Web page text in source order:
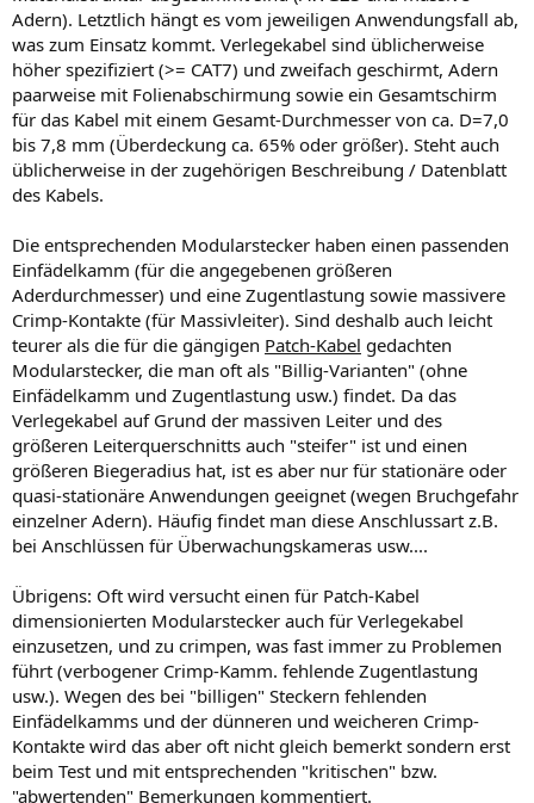
Adern). Letztlich hängt es vom jeweiligen Anwendungsfall ab,
was zum Einsatz kommt. Verlegekabel sind üblicherweise
höher spezifiziert (>= CAT7) und zweifach geschirmt, Adern
paarweise mit Folienabschirmung sowie ein Gesamtschirm
für das Kabel mit einem Gesamt-Durchmesser von ca. D=7,0
bis 7,8 mm (Überdeckung ca. 65% oder größer). Steht auch
üblicherweise in der zugehörigen Beschreibung / Datenblatt
des Kabels.
Die entsprechenden Modularstecker haben einen passenden
Einfädelkamm (für die angegebenen größeren
Aderdurchmesser) und eine Zugentlastung sowie massivere
Crimp-Kontakte (für Massivleiter). Sind deshalb auch leicht
teurer als die für die gängigen Patch-Kabel gedachten
Modularstecker, die man oft als "Billig-Varianten" (ohne
Einfädelkamm und Zugentlastung usw.) findet. Da das
Verlegekabel auf Grund der massiven Leiter und des
größeren Leiterquerschnitts auch "steifer" ist und einen
größeren Biegeradius hat, ist es aber nur für stationäre oder
quasi-stationäre Anwendungen geeignet (wegen Bruchgefahr
einzelner Adern). Häufig findet man diese Anschlussart z.B.
bei Anschlüssen für Überwachungskameras usw....
Übrigens: Oft wird versucht einen für Patch-Kabel
dimensionierten Modularstecker auch für Verlegekabel
einzusetzen, und zu crimpen, was fast immer zu Problemen
führt (verbogener Crimp-Kamm. fehlende Zugentlastung
usw.). Wegen des bei "billigen" Steckern fehlenden
Einfädelkamms und der dünneren und weicheren Crimp-
Kontakte wird das aber oft nicht gleich bemerkt sondern erst
beim Test und mit entsprechenden "kritischen" bzw.
"abwertenden" Bemerkungen kommentiert.